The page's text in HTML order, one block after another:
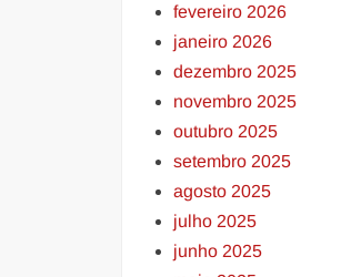
fevereiro 2026
janeiro 2026
dezembro 2025
novembro 2025
outubro 2025
setembro 2025
agosto 2025
julho 2025
junho 2025